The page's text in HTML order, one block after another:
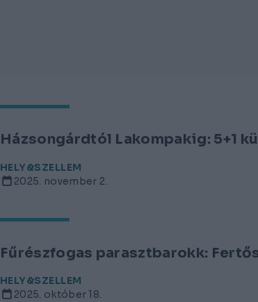
Házsongárdtól Lakompakig: 5+1
HELY&SZELLEM
2025. november 2.
Fűrészfogas parasztbarokk:
HELY&SZELLEM
2025. október 18.